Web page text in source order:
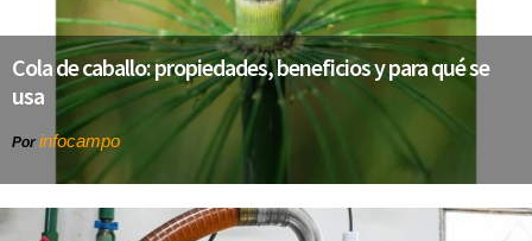
Cola de caballo: propiedades, beneficios y para qué se
usa
Por infocampo